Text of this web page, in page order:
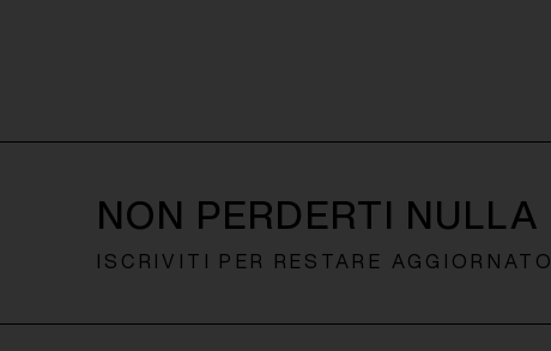
NON PERDERTI NULLA
ISCRIVITI PER RESTARE AGGIORNATO